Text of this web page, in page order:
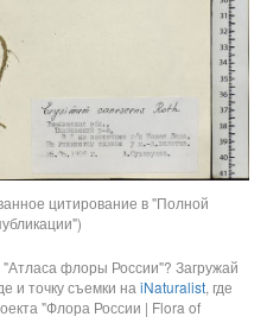
цитирование в "Полной
флоры России"? Загружай
и точку съемки наiNaturalist, где
"Флора России | Flora of